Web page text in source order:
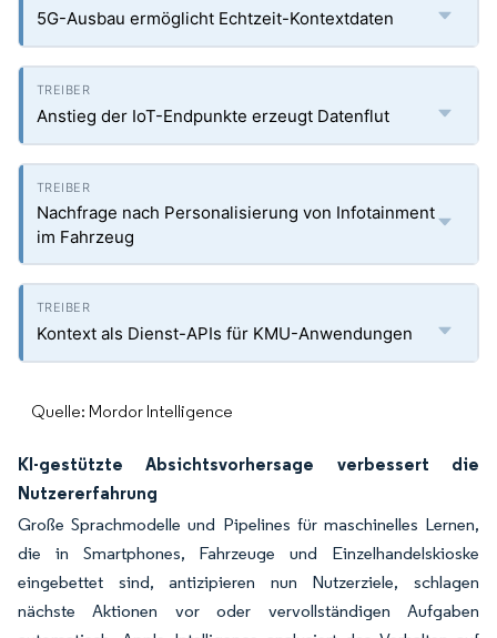
5G-Ausbau ermöglicht Echtzeit-Kontextdaten
Anstieg der IoT-Endpunkte erzeugt Datenflut
Nachfrage nach Personalisierung von Infotainment
im Fahrzeug
Kontext als Dienst-APIs für KMU-Anwendungen
Quelle: Mordor Intelligence
KI-gestützte Absichtsvorhersage verbessert die
Nutzererfahrung
Große Sprachmodelle und Pipelines für maschinelles Lernen,
die in Smartphones, Fahrzeuge und Einzelhandelskioske
eingebettet sind, antizipieren nun Nutzerziele, schlagen
nächste Aktionen vor oder vervollständigen Aufgaben